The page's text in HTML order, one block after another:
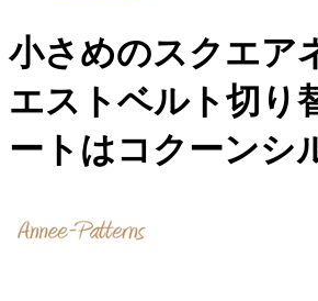
小さめのスクエア
エストベルト切り
ートはコクーンシ